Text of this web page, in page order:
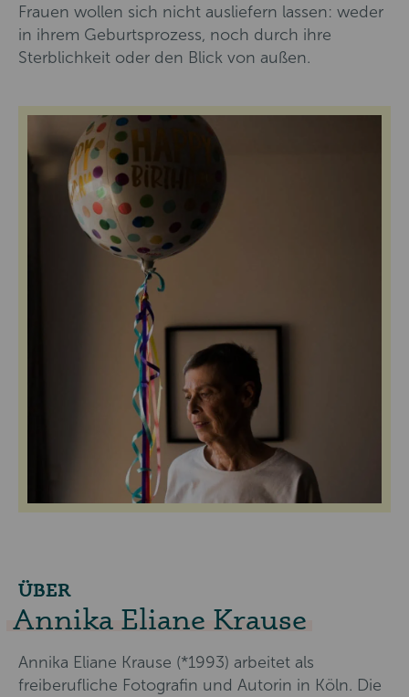
Frauen wollen sich nicht ausliefern lassen: weder
in ihrem Geburtsprozess, noch durch ihre
Sterblichkeit oder den Blick von außen.
ÜBER
Annika Eliane Krause
Annika Eliane Krause (*1993) arbeitet als
freiberufliche Fotografin und Autorin in Köln. Die